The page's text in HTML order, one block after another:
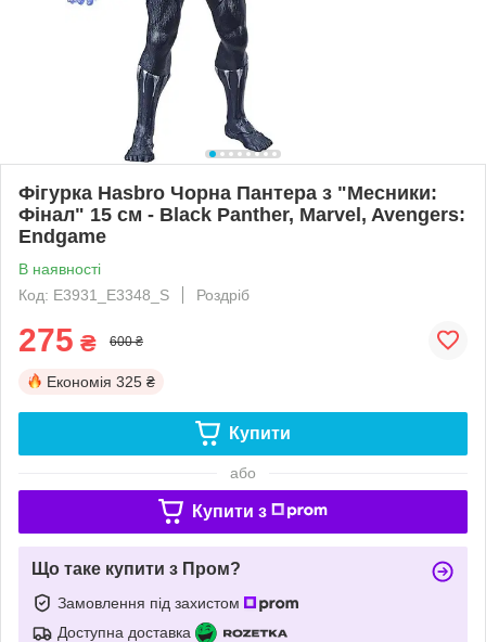
Фігурка Hasbro Чорна Пантера з "Месники:
Фінал" 15 см - Black Panther, Marvel, Avengers:
Endgame
В наявності
Код: E3931_E3348_S
Роздріб
275 ₴ 600 ₴
Економія 325 ₴
Купити
або
Купити з
Що таке купити з Пром?
Замовлення під захистом
Доступна доставка